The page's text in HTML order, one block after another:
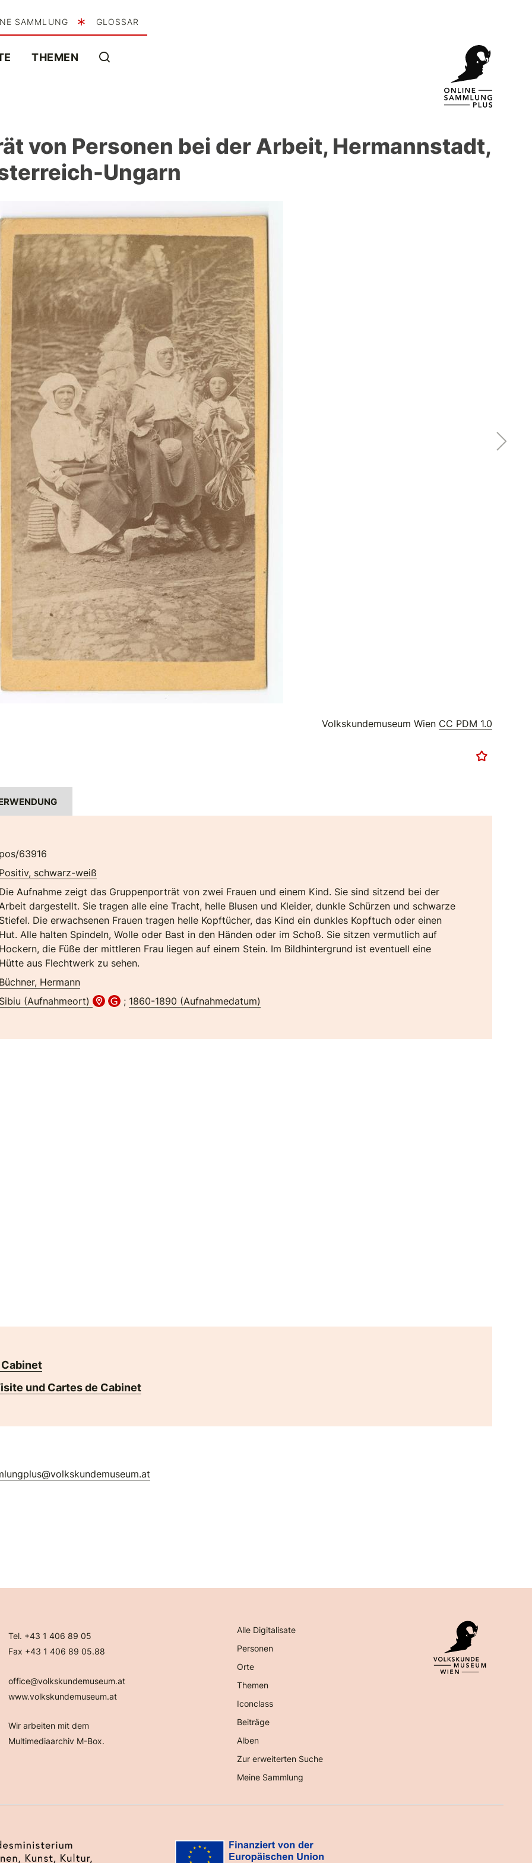
SAMMLUNG GLOSSAR
THEMEN
von Personen bei der Arbeit, Hermannstadt,
Ungarn
Volkskundemuseum Wien CC PDM 1.0
pos/63916
Positiv, schwarz-weiß
Die Aufnahme zeigt das Gruppenporträt von zwei Frauen und einem Kind. Sie sind sitzend bei der
dargestellt. Sie tragen alle eine Tracht, helle Blusen und Kleider, dunkle Schürzen und schwarze
Stiefel. Die erwachsenen Frauen tragen helle Kopftücher, das Kind ein dunkles Kopftuch oder einen
Hut. Alle halten Spindeln, Wolle oder Bast in den Händen oder im Schoß. Sie sitzen vermutlich auf
Hockern, die Füße der mittleren Frau liegen auf einem Stein. Im Bildhintergrund ist eventuell eine
Hütte aus Flechtwerk zu sehen.
Büchner, Hermann
Sibiu (Aufnahmeort) ; 1860-1890 (Aufnahmedatum)
und Cartes de Cabinet
Tel. +43 1 406 89 05
Fax +43 1 406 89 05.88
office@volkskundemuseum.at
www.volkskundemuseum.at
Wir arbeiten mit dem
Multimediaarchiv M-Box.
Alle Digitalisate
Personen
Orte
Themen
Iconclass
Beiträge
Alben
Zur erweiterten Suche
Meine Sammlung